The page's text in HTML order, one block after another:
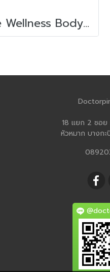
Jove Wellness Body Wash 300 ml.
18 แยก 2 ซอย
หัวหมาก บางก